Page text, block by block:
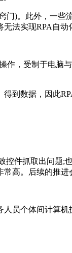
)。此外，一些
法实现RPA自动
作，受制于电脑
到数据，因此
件抓取出问题;
高。后续的推进
员个体间计算